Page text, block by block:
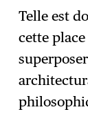
Telle est
cette